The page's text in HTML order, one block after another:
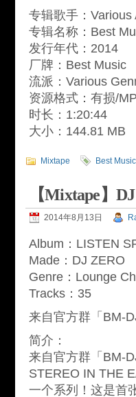
专辑歌手：Various
专辑名称：Best
发行年代：2014
厂牌：Best Music
流派：Various
资源格式：有损/
时长：1:20:44
大小：144.81 MB
Mixtape Best
【Mixtape】
2014年8月13日
Album：LISTEN
Made：DJ ZERO
Genre：Lounge
Tracks：35
来自官方群「BM-
简介：
来自官方群「BM-
STEREO IN THE
一个系列！这是首